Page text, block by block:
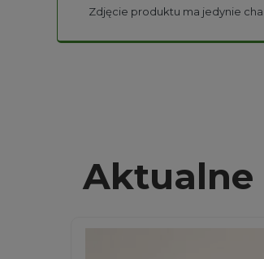
Zdjęcie produktu ma jedynie
Aktualne